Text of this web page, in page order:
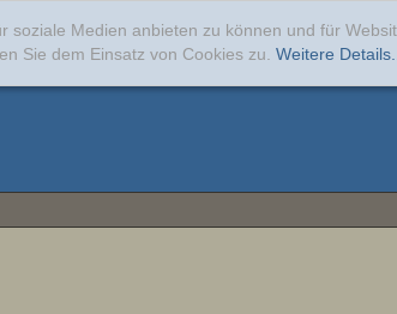
Medien anbieten zu können und für
Sie dem Einsatz von Cookies zu. Weitere